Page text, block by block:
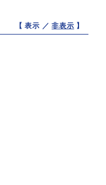
【 表示 ／非表示 】